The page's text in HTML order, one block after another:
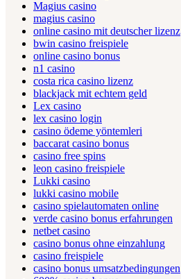
Magius casino
magius casino
online casino mit deutscher lizenz
bwin casino freispiele
online casino bonus
n1 casino
costa rica casino lizenz
blackjack mit echtem geld
Lex casino
lex casino login
casino ödeme yöntemleri
baccarat casino bonus
casino free spins
leon casino freispiele
Lukki casino
lukki casino mobile
casino spielautomaten online
verde casino bonus erfahrungen
netbet casino
casino bonus ohne einzahlung
casino freispiele
casino bonus umsatzbedingungen